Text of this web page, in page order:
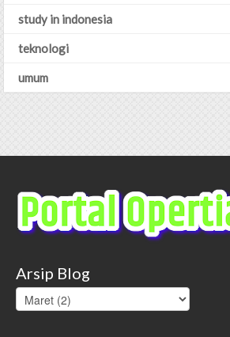
study in indonesia
teknologi
umum
Arsip Blog